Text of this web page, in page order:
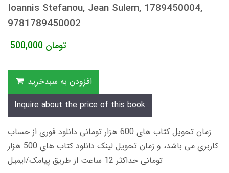
Ioannis Stefanou, Jean Sulem, 1789450004,
9781789450002
500,000 تومان
افزودن به سبدخرید
Inquire about the price of this book
زمان تحویل کتاب های 600 هزار تومانی دانلود فوری از حساب
کاربری می باشد، و زمان تحویل لینک دانلود کتاب های 500 هزار
تومانی حداکثر 12 ساعت از طریق پیامک/ایمیل